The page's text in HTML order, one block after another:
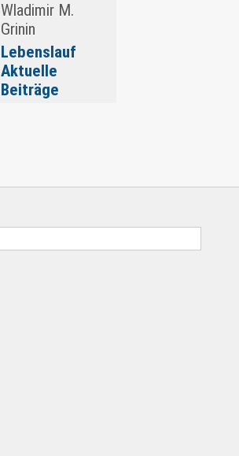
Wladimir M.
Grinin
Lebenslauf
Aktuelle
Beiträge